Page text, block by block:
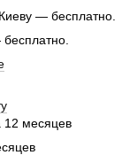
— бесплатно.
12 месяцев